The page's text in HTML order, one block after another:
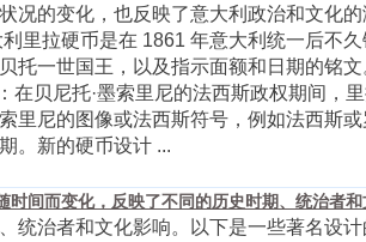
况的变化，也反映了意大利政治和文化
里拉硬币是在 1861 年意大利统一后不
托一世国王，以及指示面额和日期的铭
在贝尼托·墨索里尼的法西斯政权期间，
里尼的图像或法西斯符号，例如法西斯
。新的硬币设计 ...
时间而变化，反映了不同的历史时期、统治者
统治者和文化影响。以下是一些著名设